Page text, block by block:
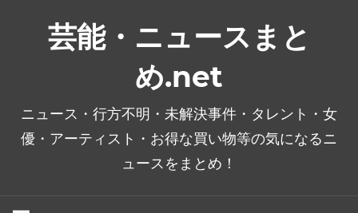
芸能・ニュースまと
め.net
ニュース・行方不明・未解決事件・タレント・女
優・アーティスト・お得な買い物等の気になるニ
ュースをまとめ！